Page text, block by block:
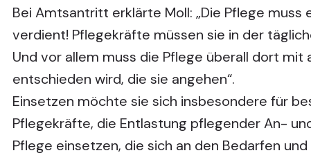
Bei Amtsantritt erklärte Moll: „Die Pflege
verdient! Pflegekräfte müssen sie in der
Und vor allem muss die Pflege überall dort
entschieden wird, die sie angehen“.
Einsetzen möchte sie sich insbesondere für
Pflegekräfte, die Entlastung pflegender An-
Pflege einsetzen, die sich an den Bedarfen